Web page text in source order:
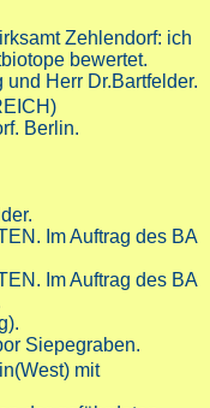
Zehlendorf: ich
bewertet.
Herr Dr.Bartfelder.
Berlin.
Im Auftrag des BA
Im Auftrag des BA
Siepegraben.
mit